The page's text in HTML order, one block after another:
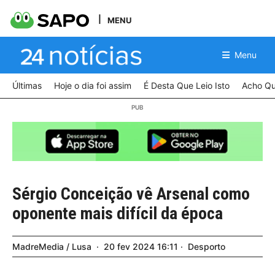
MENU
Menu
Últimas Hoje o dia foi assim É Desta Que Leio Isto Acho
Sérgio Conceição vê Arsenal como
oponente mais difícil da época
MadreMedia / Lusa 20 fev 2024 16:11 Desporto